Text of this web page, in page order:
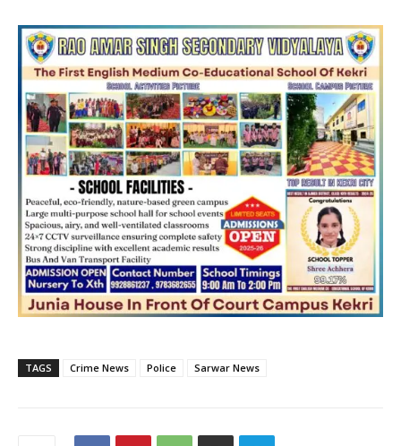
TAGS Crime News Police Sarwar News